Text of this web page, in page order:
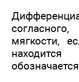
мягкости,